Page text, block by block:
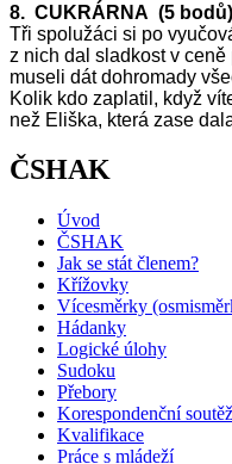
8. CUKRÁRNA (5 bodů)
Tři spolužáci si po
z nich dal sladkost v
museli dát dohromady
Kolik kdo zaplatil, když
než Eliška, která zase
ČSHAK
Úvod
ČSHAK
Jak se stát členem?
Křížovky
Vícesměrky
Hádanky
Logické úlohy
Sudoku
Přebory
Korespondenční
Kvalifikace
Práce s mládeží